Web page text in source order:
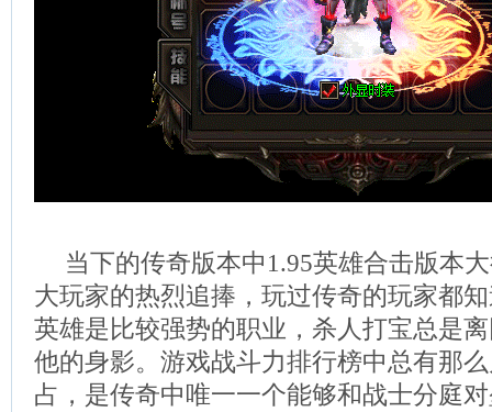
当下的传奇版本中1.95英雄合击版本
大玩家的热烈追捧，玩过传奇的玩家都
英雄是比较强势的职业，杀人打宝总是
他的身影。游戏战斗力排行榜中总有那
占，是传奇中唯一一个能够和战士分庭